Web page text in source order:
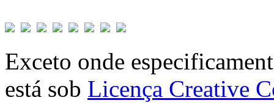
Exceto onde
está sob Licença Creative